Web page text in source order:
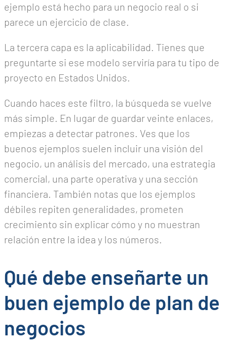
ejemplo está hecho para un negocio real o si
parece un ejercicio de clase.
La tercera capa es la aplicabilidad. Tienes que
preguntarte si ese modelo serviría para tu tipo de
proyecto en Estados Unidos.
Cuando haces este filtro, la búsqueda se vuelve
más simple. En lugar de guardar veinte enlaces,
empiezas a detectar patrones. Ves que los
buenos ejemplos suelen incluir una visión del
negocio, un análisis del mercado, una estrategia
comercial, una parte operativa y una sección
financiera. También notas que los ejemplos
débiles repiten generalidades, prometen
crecimiento sin explicar cómo y no muestran
relación entre la idea y los números.
Qué debe enseñarte un
buen ejemplo de plan de
negocios